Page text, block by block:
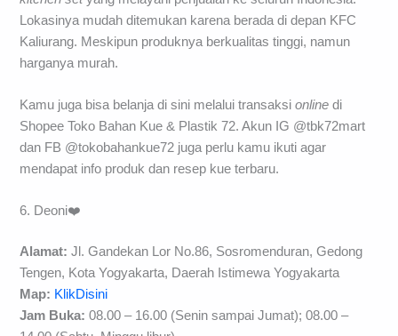
Lokasinya mudah ditemukan karena berada di depan KFC
Kaliurang. Meskipun produknya berkualitas tinggi, namun
harganya murah.
Kamu juga bisa belanja di sini melalui transaksionline di
Shopee Toko Bahan Kue & Plastik 72. Akun IG @tbk72mart
dan FB @tokobahankue72 juga perlu kamu ikuti agar
mendapat info produk dan resep kue terbaru.
6. Deoni❤️
Alamat: Jl. Gandekan Lor No.86, Sosromenduran, Gedong
Tengen, Kota Yogyakarta, Daerah Istimewa Yogyakarta
Map: KlikDisini
Jam Buka: 08.00 – 16.00 (Senin sampai Jumat); 08.00 –